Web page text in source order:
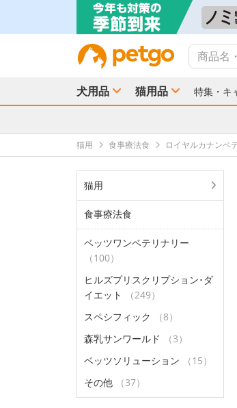
犬用品 猫用品 特集・キ
猫用 食事療法食 ロイヤルカナンベ
猫用
食事療法食
ベッツワンベテリナリー
（100）
ヒルズプリスクリプション･ダ
イエット
（249）
スペシフィック
（8）
森乳サンワールド
（3）
ベッツソリューション
（15）
その他
（37）